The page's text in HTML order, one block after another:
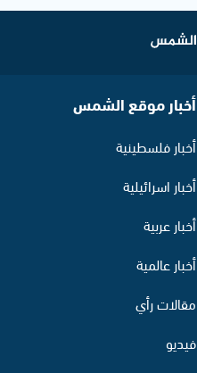
أخبار موقع الشمس
أخبار فلسطينية
أخبار اسرائيلية
أخبار عربية
أخبار عالمية
مقالات رأي
فيديو